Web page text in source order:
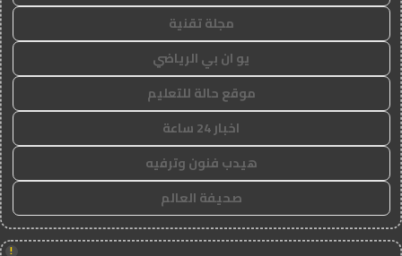
مجلة تقنية
يو ان بي الرياضي
موقع حالة للتعليم
اخبار 24 ساعة
هيدب فنون وترفيه
صحيفة العالم
!